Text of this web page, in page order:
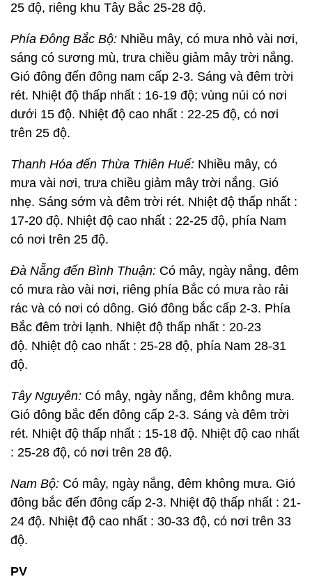
25 độ, riêng khu Tây Bắc 25-28 độ.
Phía Đông Bắc Bộ: Nhiều mây, có mưa nhỏ vài nơi,
sáng có sương mù, trưa chiều giảm mây trời nắng.
Gió đông đến đông nam cấp 2-3. Sáng và đêm trời
rét. Nhiệt độ thấp nhất : 16-19 độ; vùng núi có nơi
dưới 15 độ. Nhiệt độ cao nhất : 22-25 độ, có nơi
trên 25 độ.
Thanh Hóa đến Thừa Thiên Huế: Nhiều mây, có
mưa vài nơi, trưa chiều giảm mây trời nắng. Gió
nhẹ. Sáng sớm và đêm trời rét. Nhiệt độ thấp nhất :
17-20 độ. Nhiệt độ cao nhất : 22-25 độ, phía Nam
có nơi trên 25 độ.
Đà Nẵng đến Bình Thuận: Có mây, ngày nắng, đêm
có mưa rào vài nơi, riêng phía Bắc có mưa rào rải
rác và có nơi có dông. Gió đông bắc cấp 2-3. Phía
Bắc đêm trời lạnh. Nhiệt độ thấp nhất : 20-23
độ. Nhiệt độ cao nhất : 25-28 độ, phía Nam 28-31
độ.
Tây Nguyên: Có mây, ngày nắng, đêm không mưa.
Gió đông bắc đến đông cấp 2-3. Sáng và đêm trời
rét. Nhiệt độ thấp nhất : 15-18 độ. Nhiệt độ cao nhất
: 25-28 độ, có nơi trên 28 độ.
Nam Bộ: Có mây, ngày nắng, đêm không mưa. Gió
đông bắc đến đông cấp 2-3. Nhiệt độ thấp nhất : 21-
24 độ. Nhiệt độ cao nhất : 30-33 độ, có nơi trên 33
độ.
PV